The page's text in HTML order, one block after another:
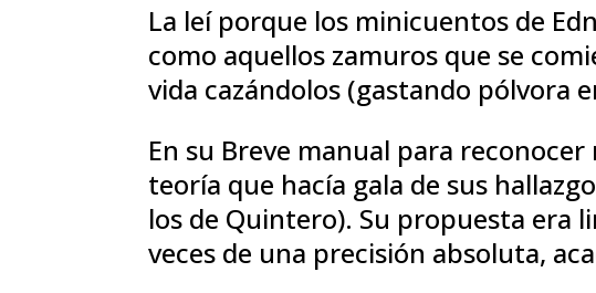
La leí porque los minicuentos de
como aquellos zamuros que se
vida cazándolos (gastando pólvora
En su Breve manual para
teoría que hacía gala de sus
los de Quintero). Su propuesta era
veces de una precisión absoluta,